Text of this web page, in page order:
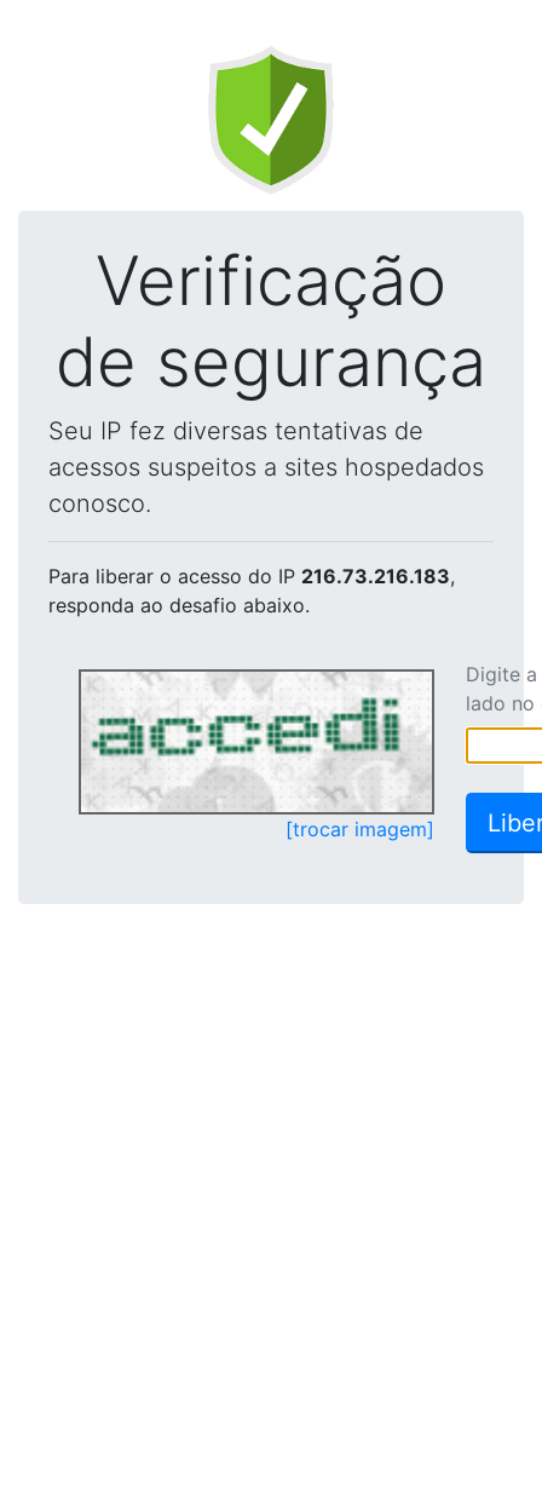
Verificação
de segurança
Seu IP fez diversas tentativas de
acessos suspeitos a sites hospedados
conosco.
Para liberar o acesso do IP 216.73.216.183,
responda ao desafio abaixo.
[trocar imagem]
Digite
lado no